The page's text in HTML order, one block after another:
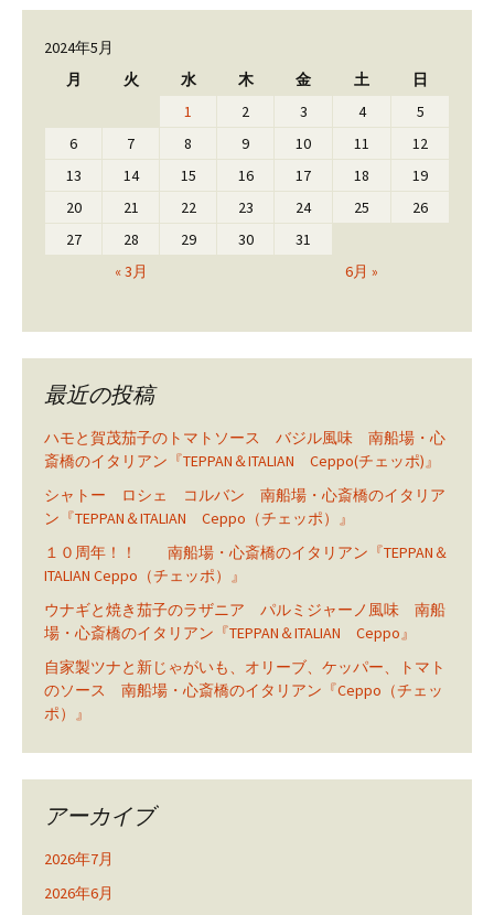
2024年5月
月
火 水 木 金 土 日
« 3月 6月 »
1 2 3 4
5
6
7 8 9 10 11
12
13
14 15 16 17 18
19
20
21 22 23 24 25
26
27
28 29 30 31
最近の投稿
ハモと賀茂茄子のトマトソース バジル風味 南船場・心
斎橋のイタリアン『TEPPAN＆ITALIAN Ceppo(チェッポ)』
シャトー ロシェ コルバン 南船場・心斎橋のイタリア
ン『TEPPAN＆ITALIAN Ceppo（チェッポ）』
１０周年！！ 南船場・心斎橋のイタリアン『TEPPAN＆
ITALIAN Ceppo（チェッポ）』
ウナギと焼き茄子のラザニア パルミジャーノ風味 南船
場・心斎橋のイタリアン『TEPPAN＆ITALIAN Ceppo』
自家製ツナと新じゃがいも、オリーブ、ケッパー、トマト
のソース 南船場・心斎橋のイタリアン『Ceppo（チェッ
ポ）』
アーカイブ
2026年7月
2026年6月